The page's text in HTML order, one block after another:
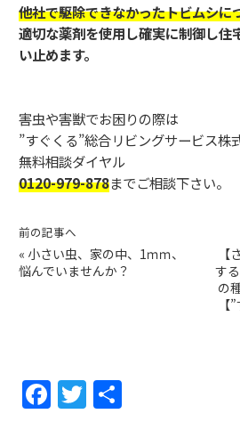
他社で駆除できなかったトビムシに
適切な薬剤を使用し確実に制御し住
い止めます。
害虫や害獣でお困りの際は
”すぐくる”総合リビングサービス株
無料相談ダイヤル
0120-979-878までご相談下さい。
前の記事へ
« 小さい虫、家の中、1ｍｍ、
悩んでいませんか？
す
の
F T